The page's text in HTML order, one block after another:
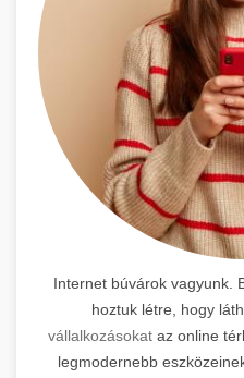
Internet búvárok vagyunk.
hoztuk létre, hogy
vállalkozásokat az online
legmodernebb